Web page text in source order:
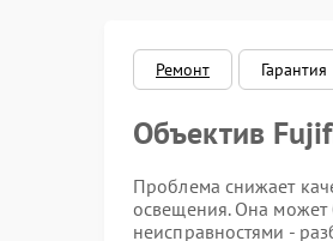
Ремонт Гарантия
Объектив
Проблема снижает
освещения. Она может
неисправностями -